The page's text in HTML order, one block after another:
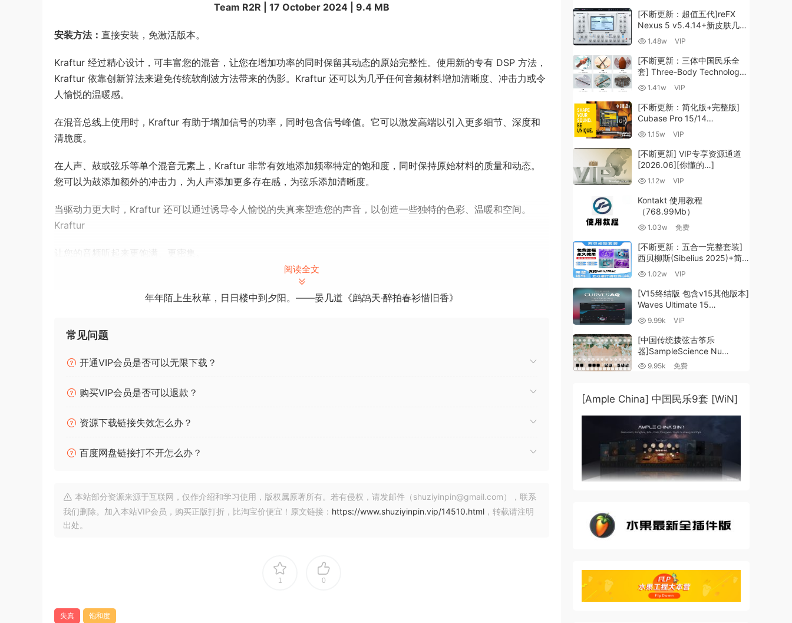
Team R2R | 17 October 2024 | 9.4 MB
安装方法： 直接安装，免激活版本。
Kraftur 经过精心设计，可丰富您的混音，让您在增加功率的同时保留其动态的原始完整性。使用新的专有 DSP 方法，
Kraftur 依靠创新算法来避免传统软削波方法带来的伪影。Kraftur 还可以为几乎任何音频材料增加清晰度、冲击力或令
人愉悦的温暖感。
在混音总线上使用时，Kraftur 有助于增加信号的功率，同时包含信号峰值。它可以激发高端以引入更多细节、深度和
清脆度。
在人声、鼓或弦乐等单个混音元素上，Kraftur 非常有效地添加频率特定的饱和度，同时保持原始材料的质量和动态。
您可以为鼓添加额外的冲击力，为人声添加更多存在感，为弦乐添加清晰度。
当驱动力更大时，Kraftur 还可以通过诱导令人愉悦的失真来塑造您的声音，以创造一些独特的色彩、温暖和空间。
Kraftur
让您的音频听起来更饱满、更密集。
正如 Soundtheory 所期望的那样，Kraftur 具有一些独特的功能：
失真曲线的微调，可使声音更有冲击力或更密集。
最先进的 MATCH 模式可动态补偿响度，因此您可以听到 Kraftur 添加到声音中的内容而不会欺骗您的耳朵。
三个频带，可控制各自的失真曲线及其频率范围。Soundtheory
基于人类感知的全新 VisoinTone 色彩渲染管道。
v1.0.7 (2024-10-01)
提高匹配的准确度。
刷新率的新偏好。
当匹配进行时，独奏乐队现在是级别匹配的
* 我们的版本比合法版本加载速度更快，占用的内存更少。
Kraftur has been carefully enqineered to enrich your mix, allowinq you to increase power while preservinq the
阅读全文
年年陌上生秋草，日日楼中到夕阳。——晏几道《鹧鸪天·醉拍春衫惜旧香》
常见问题
开通VIP会员是否可以无限下载？
购买VIP会员是否可以退款？
资源下载链接失效怎么办？
百度网盘链接打不开怎么办？
本站部分资源来源于互联网，仅作介绍和学习使用，版权属原著所有。若有侵权，请发邮件（shuziyinpin@gmail.com），联系
我们删除。加入本站VIP会员，购买正版打折，比淘宝价便宜！原文链接： https://www.shuziyinpin.vip/14510.html ，转载请注明
出处。
1 0
失真 饱和度
[不断更新：超值五代]reFX
Nexus 5 v5.4.14+新皮肤几十
套+原厂+全套扩展+教程
1.48w VIP
[不断更新：三体中国民乐全
套] Three-Body Technology-
R2R [WiN, MacOSX]
1.41w VIP
[不断更新：简化版+完整版]
Cubase Pro 15/14
VR/R2R/U2B+原厂音源+插件
MacOSX]（704.0MB+）
1.15w VIP
[不断更新] VIP专享资源通道
[2026.06][你懂的…]
1.12w VIP
Kontakt 使用教程
（768.99Mb）
1.03w 免费
[不断更新：五合一完整套装]
西贝柳斯(Sibelius 2025)+简
谱插件V8+图片识别+音频识别
MacOSX]（80.48GB+）
1.02w VIP
[V15终结版 包含v15其他版本]
Waves Ultimate 15
v25.05.27+一键安装版+安装
MacOSX]
（4.1GB+10.2GB+9.6GB）
9.99k VIP
[中国传统拨弦古筝乐
器]SampleScience Nu
Guzheng v2.0 x64 VST
9.95k 免费
[Ample China] 中国民乐9套 [WiN]